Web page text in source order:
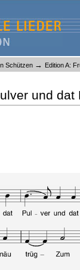
Schützen → Edition A:
und dat